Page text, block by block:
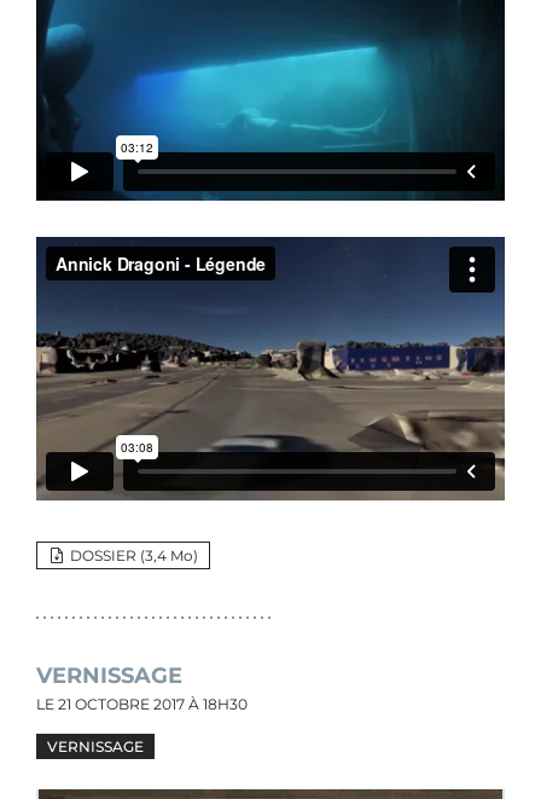
DOSSIER (3,4 Mo)
VERNISSAGE
LE 21 OCTOBRE 2017 À 18H30
VERNISSAGE